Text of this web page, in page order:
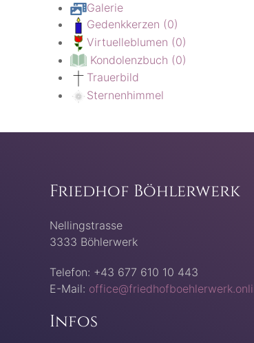
Galerie
Gedenkkerzen (0)
Virtuelleblumen (0)
Kondolenzbuch (0)
Trauerbild
Sternenhimmel
Friedhof Böhlerwerk
Nellingstrasse
3333 Böhlerwerk
Telefon: +43 677 610 10 443
E-Mail:
Infos